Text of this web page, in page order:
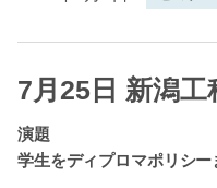
7月25日 新潟
演題
学生をディプロマポリシ